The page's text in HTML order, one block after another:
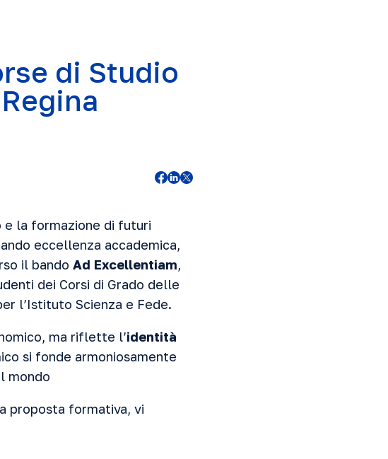
di Studio
la formazione di futuri
eccellenza accademica,
il bando Ad Excellentiam,
dei Corsi di Grado delle
l’Istituto Scienza e Fede.
ma riflette l’identità
si fonde armoniosamente
mondo
proposta formativa, vi